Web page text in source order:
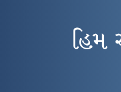
હિમ